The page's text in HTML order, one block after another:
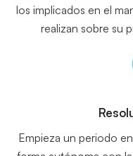
los implicados en el
realizan sobre su
Empieza un periodo